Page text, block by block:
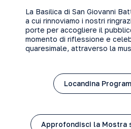
La Basilica di San Giovanni
a cui rinnoviamo i nostri
porte per accogliere il
momento di riflessione e
quaresimale, attraverso la
Locandina
Approfondisci la Mostra